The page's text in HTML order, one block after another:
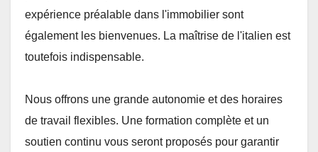
expérience préalable dans l'immobilier sont
également les bienvenues. La maîtrise de l'italien est
toutefois indispensable.
Nous offrons une grande autonomie et des horaires
de travail flexibles. Une formation complète et un
soutien continu vous seront proposés pour garantir